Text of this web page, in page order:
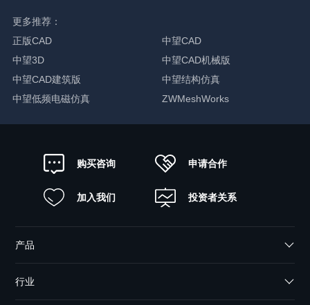
更多推荐：
正版CAD
中望CAD
中望3D
中望CAD机械版
中望CAD建筑版
中望结构仿真
中望低频电磁仿真
ZWMeshWorks
购买咨询 申请合作
加入我们 投资者关系
产品
行业